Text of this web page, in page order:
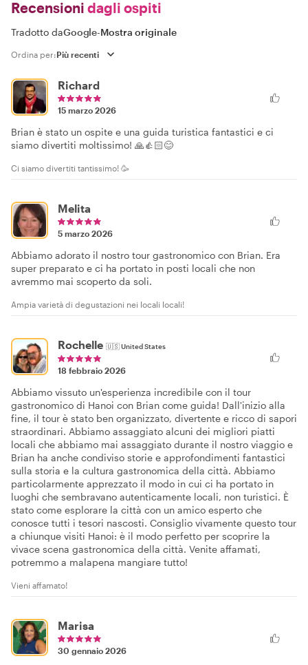
Recensioni dagli ospiti
Tradotto daGoogle-Mostra originale
Ordina per:
Richard
15 marzo 2026
Brian è stato un ospite e una guida turistica fantastici e ci
siamo divertiti moltissimo! 🙏👍🏻😊
Ci siamo divertiti tantissimo! 🥳
Melita
5 marzo 2026
Abbiamo adorato il nostro tour gastronomico con Brian. Era
super preparato e ci ha portato in posti locali che non
avremmo mai scoperto da soli.
Ampia varietà di degustazioni nei locali locali!
Rochelle 🇺🇸United States
18 febbraio 2026
Abbiamo vissuto un'esperienza incredibile con il tour
gastronomico di Hanoi con Brian come guida! Dall'inizio alla
fine, il tour è stato ben organizzato, divertente e ricco di sapori
straordinari. Abbiamo assaggiato alcuni dei migliori piatti
locali che abbiamo mai assaggiato durante il nostro viaggio e
Brian ha anche condiviso storie e approfondimenti fantastici
sulla storia e la cultura gastronomica della città. Abbiamo
particolarmente apprezzato il modo in cui ci ha portato in
luoghi che sembravano autenticamente locali, non turistici. È
stato come esplorare la città con un amico esperto che
conosce tutti i tesori nascosti. Consiglio vivamente questo tour
a chiunque visiti Hanoi: è il modo perfetto per scoprire la
vivace scena gastronomica della città. Venite affamati,
potremmo a malapena mangiare tutto!
Vieni affamato!
Marisa
30 gennaio 2026